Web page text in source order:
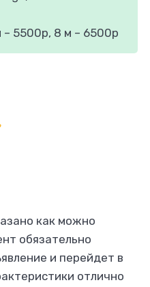
5500р, 8 м – 6500р
как можно
обязательно
и перейдет в
отлично